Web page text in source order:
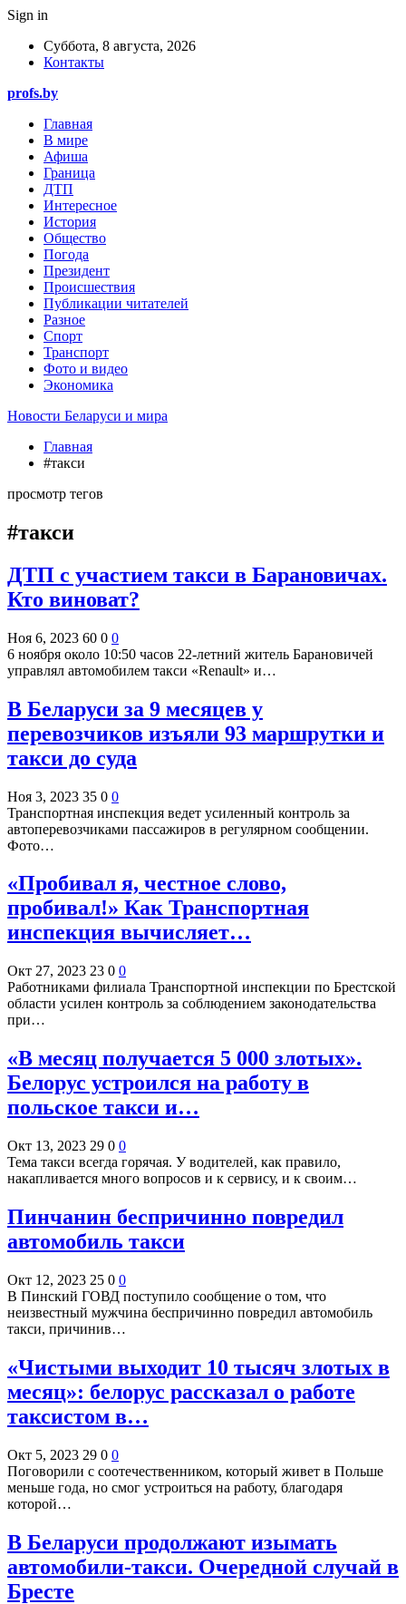
Sign in
Суббота, 8 августа, 2026
Контакты
profs.by
Главная
В мире
Афиша
Граница
ДТП
Интересное
История
Общество
Погода
Президент
Происшествия
Публикации читателей
Разное
Спорт
Транспорт
Фото и видео
Экономика
Новости Беларуси и мира
Главная
#такси
просмотр тегов
#такси
ДТП с участием такси в Барановичах.
Кто виноват?
Ноя 6, 2023 60 0 0
6 ноября около 10:50 часов 22-летний житель Барановичей
управлял автомобилем такси «Renault» и…
В Беларуси за 9 месяцев у
перевозчиков изъяли 93 маршрутки и
такси до суда
Ноя 3, 2023 35 0 0
Транспортная инспекция ведет усиленный контроль за
автоперевозчиками пассажиров в регулярном сообщении.
Фото…
«Пробивал я, честное слово,
пробивал!» Как Транспортная
инспекция вычисляет…
Окт 27, 2023 23 0 0
Работниками филиала Транспортной инспекции по Брестской
области усилен контроль за соблюдением законодательства
при…
«В месяц получается 5 000 злотых».
Белорус устроился на работу в
польское такси и…
Окт 13, 2023 29 0 0
Тема такси всегда горячая. У водителей, как правило,
накапливается много вопросов и к сервису, и к своим…
Пинчанин беспричинно повредил
автомобиль такси
Окт 12, 2023 25 0 0
В Пинский ГОВД поступило сообщение о том, что
неизвестный мужчина беспричинно повредил автомобиль
такси, причинив…
«Чистыми выходит 10 тысяч злотых в
месяц»: белорус рассказал о работе
таксистом в…
Окт 5, 2023 29 0 0
Поговорили с соотечественником, который живет в Польше
меньше года, но смог устроиться на работу, благодаря
которой…
В Беларуси продолжают изымать
автомобили-такси. Очередной случай в
Бресте